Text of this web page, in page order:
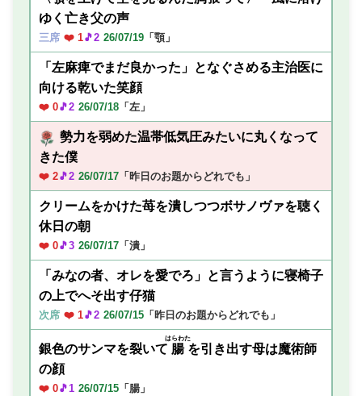
ゆく亡き父の声
三席 ❤️ 1🎵2 26/07/19 「顎」
「左麻痺でまだ良かった」となぐさめる主治医に
向ける乾いた笑顔
❤️ 0🎵2 26/07/18 「左」
勢力を弱めた温帯低気圧みたいに丸くなって
きた僕
❤️ 2🎵2 26/07/17 「昨日のお題からどれでも」
クリームをかけた苺を潰しつつボサノヴァを聴く
休日の朝
❤️ 0🎵3 26/07/17 「潰」
「みなの者、オレを愛でろ」と言うように寝椅子
の上でへそ出す仔猫
次席 ❤️ 1🎵2 26/07/15 「昨日のお題からどれでも」
銀色のサンマを裂いて 腸
はらわた
を引き出す母は魔術師
の顔
❤️ 0🎵1 26/07/15 「腸」